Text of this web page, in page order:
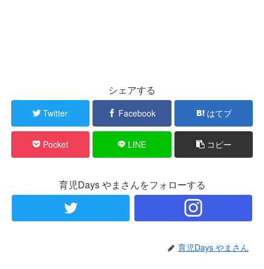
シェアする
Twitter Facebook はてブ
Pocket LINE コピー
育児Days やまさんをフォローする
育児Days やまさん